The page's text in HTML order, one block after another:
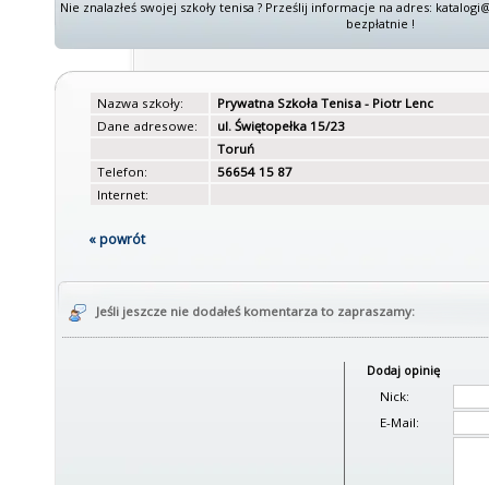
Nie znalazłeś swojej szkoły tenisa ? Prześlij informacje na adres:
bezpłatnie !
Nazwa szkoły:
Prywatna Szkoła Tenisa - Piotr Lenc
Dane adresowe:
ul. Świętopełka 15/23
Toruń
Telefon:
56654 15 87
Internet:
« powrót
Jeśli jeszcze nie dodałeś komentarza to zapraszamy:
Dodaj opinię
Nick:
E-Mail: